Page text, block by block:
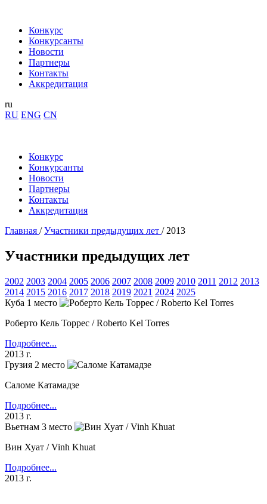
Конкурс
Конкурсанты
Новости
Партнеры
Контакты
Аккредитация
ru
RU ENG CN
Конкурс
Конкурсанты
Новости
Партнеры
Контакты
Аккредитация
Главная / Участники предыдущих лет / 2013
Участники предыдущих лет
2002 2003 2004 2005 2006 2007 2008 2009 2010 2011 2012 2013
2014 2015 2016 2017 2018 2019 2021 2024 2025
Куба 1 место
Роберто Кель Торрес / Roberto Kel Torres
Подробнее...
2013 г.
Грузия 2 место
Саломе Катамадзе
Подробнее...
2013 г.
Вьетнам 3 место
Вин Хуат / Vinh Khuat
Подробнее...
2013 г.